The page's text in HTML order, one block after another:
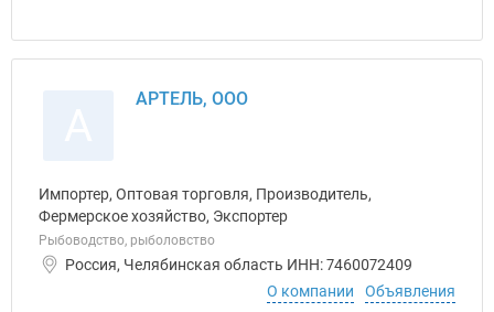
АРТЕЛЬ, ООО
Импортер, Оптовая торговля, Производитель,
Фермерское хозяйство, Экспортер
Рыбоводство, рыболовство
Россия, Челябинская область ИНН: 7460072409
О компании
Объявления